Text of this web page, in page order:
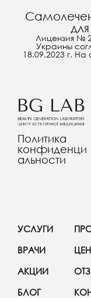
Лицензия №
Украины
18.09.2023 г. На
Политика
конфиденци
альности
УСЛУГИ
ВРАЧИ
АКЦИИ
БЛОГ